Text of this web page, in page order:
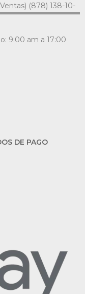
(878) 138-10-
9:00 am a 17:00
DE PAGO